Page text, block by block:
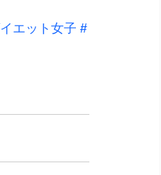
エット女子 #